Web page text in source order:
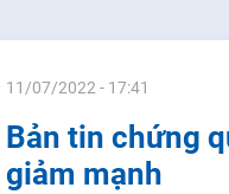
11/07/2022 - 17:41
Bản tin chứng
giảm mạnh